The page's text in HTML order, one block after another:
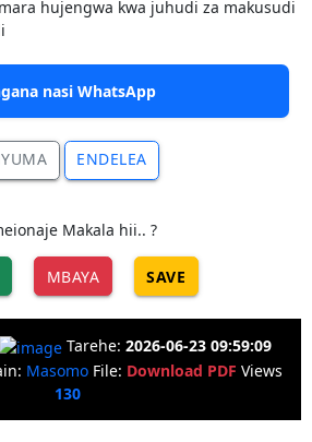
hujengwa kwa juhudi za makusudi
nasi WhatsApp
ENDELEA
Makala hii.. ?
MBAYA SAVE
Tarehe: 2026-06-23 09:59:09
Masomo File: Download PDF Views
130